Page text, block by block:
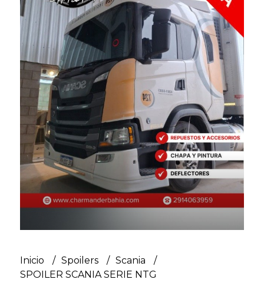
Inicio Spoilers
Scania
SPOILER SCANIA SERIE NTG